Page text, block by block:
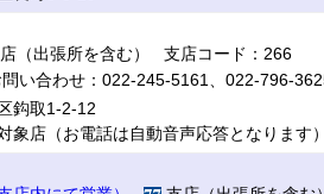
（出張所を含む） 支店コード：266
い合わせ：022-245-5161、022-796-
鈎取1-2-12
象店（お電話は自動音声応答となります）